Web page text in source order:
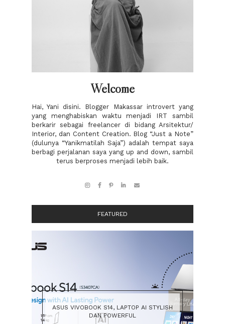
Welcome
Hai, Yani disini. Blogger Makassar introvert yang
yang menghabiskan waktu menjadi IRT sambil
berkarir sebagai freelancer di bidang Arsitektur/
Interior, dan Content Creation. Blog “Just a Note”
(dulunya “Yanikmatilah Saja”) adalah tempat saya
berbagi perjalanan saya yang up and down, sambil
terus berproses menjadi lebih baik.
FEATURED
ASUS VIVOBOOK S14, LAPTOP AI STYLISH
DAN POWERFUL